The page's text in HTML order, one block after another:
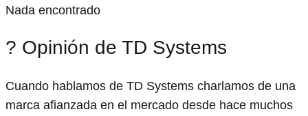
Nada encontrado
? Opinión de TD Systems
Cuando hablamos de TD Systems charlamos de una
marca afianzada en el mercado desde hace muchos